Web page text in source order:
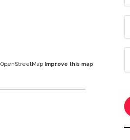
OpenStreetMap Improve this map